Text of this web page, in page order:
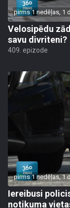
pirms 1 nedēļas, 1
Velosipēdu
savu divriteni?
409. epizode
pirms 1 nedēļas, 1
Iereibusi
notikuma